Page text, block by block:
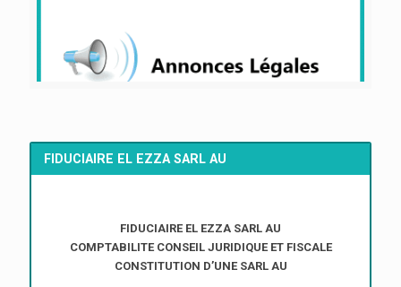
FIDUCIAIRE EL EZZA SARL AU
FIDUCIAIRE EL EZZA SARL AU
COMPTABILITE CONSEIL JURIDIQUE ET FISCALE
CONSTITUTION D’UNE SARL AU